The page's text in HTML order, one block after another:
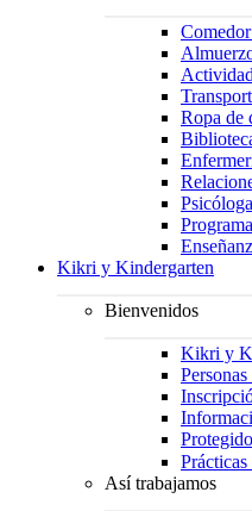
Ropa de
Kikri y Kindergarten
Bienvenidos
Kikri y
Así trabajamos